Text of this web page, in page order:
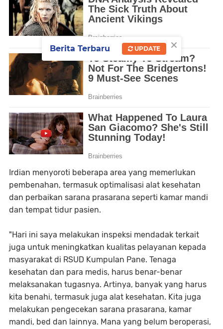
Irdian menyoroti beberapa area yang memerlukan
pembenahan, termasuk optimalisasi alat kesehatan
dan perbaikan sarana prasarana seperti kamar mandi
dan tempat tidur pasien.
"Hari ini saya melakukan inspeksi mendadak terkait
juga untuk meningkatkan kualitas pelayanan kepada
masyarakat di RSUD Kumpulan Pane. Tenaga
kesehatan dan para medis, harus benar-benar
melaksanakan tugasnya. Artinya, banyak yang harus
kita benahi, termasuk juga alat kesehatan. Kita juga
melakukan pengecekan sarana prasarana, kamar
mandi, bed dan lainnya. Mana yang belum beroperasi,
×
Berita Terbaru UPDATE